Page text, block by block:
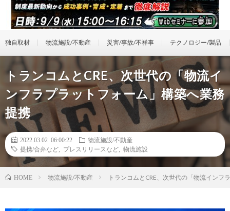
独自取材 物流施設/不動産 災害/事故/不祥事 テクノロジー/製品
トランコムとCRE、次世代の「物流イ
ンフラプラットフォーム」構築へ業務
提携
2022.03.02 06:00:22
物流施設/不動産
提携/合弁など
プレスリリースなど 物流施設
HOME 物流施設/不動産 トランコムとCRE、次世代の「物流インフ